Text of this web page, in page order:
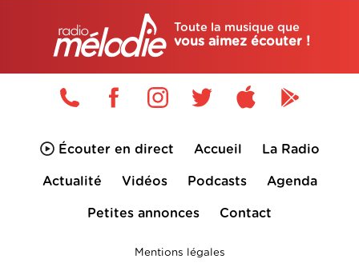
Toute la musique que
vous aimez écouter !
Écouter en direct Accueil La Radio
Actualité Vidéos Podcasts Agenda
Petites annonces Contact
Mentions légales